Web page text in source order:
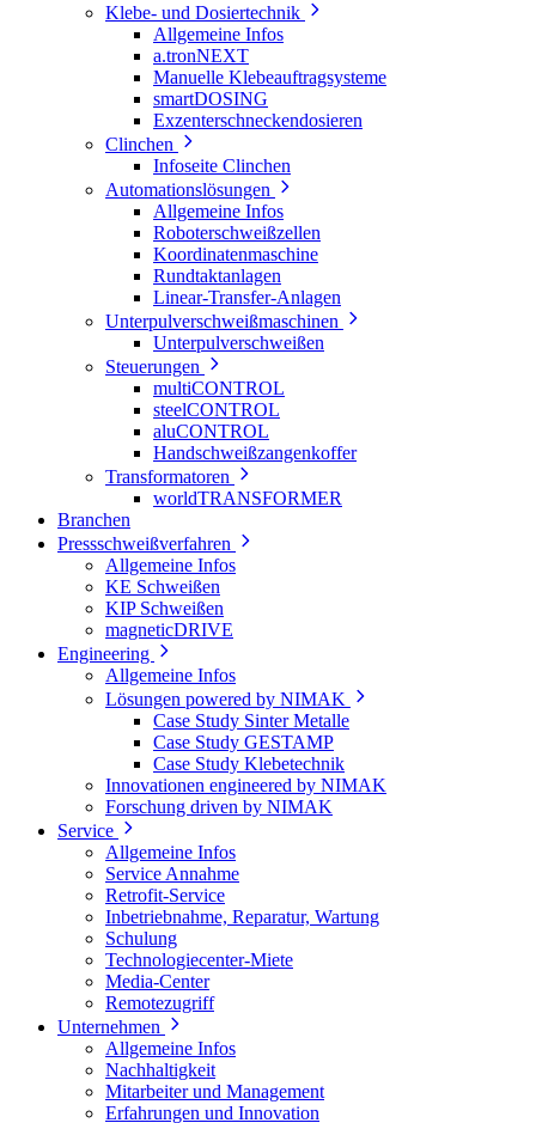
Klebe- und Dosiertechnik
Allgemeine Infos
a.tronNEXT
Manuelle Klebeauftragsysteme
smartDOSING
Exzenterschneckendosieren
Clinchen
Infoseite Clinchen
Automationslösungen
Allgemeine Infos
Roboterschweißzellen
Koordinatenmaschine
Rundtaktanlagen
Linear-Transfer-Anlagen
Unterpulverschweißmaschinen
Unterpulverschweißen
Steuerungen
multiCONTROL
steelCONTROL
aluCONTROL
Handschweißzangenkoffer
Transformatoren
worldTRANSFORMER
Branchen
Pressschweißverfahren
Allgemeine Infos
KE Schweißen
KIP Schweißen
magneticDRIVE
Engineering
Allgemeine Infos
Lösungen powered by NIMAK
Case Study Sinter Metalle
Case Study GESTAMP
Case Study Klebetechnik
Innovationen engineered by NIMAK
Forschung driven by NIMAK
Service
Allgemeine Infos
Service Annahme
Retrofit-Service
Inbetriebnahme, Reparatur, Wartung
Schulung
Technologiecenter-Miete
Media-Center
Remotezugriff
Unternehmen
Allgemeine Infos
Nachhaltigkeit
Mitarbeiter und Management
Erfahrungen und Innovation